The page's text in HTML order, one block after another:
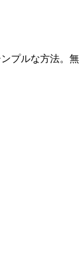
プルな方法。無